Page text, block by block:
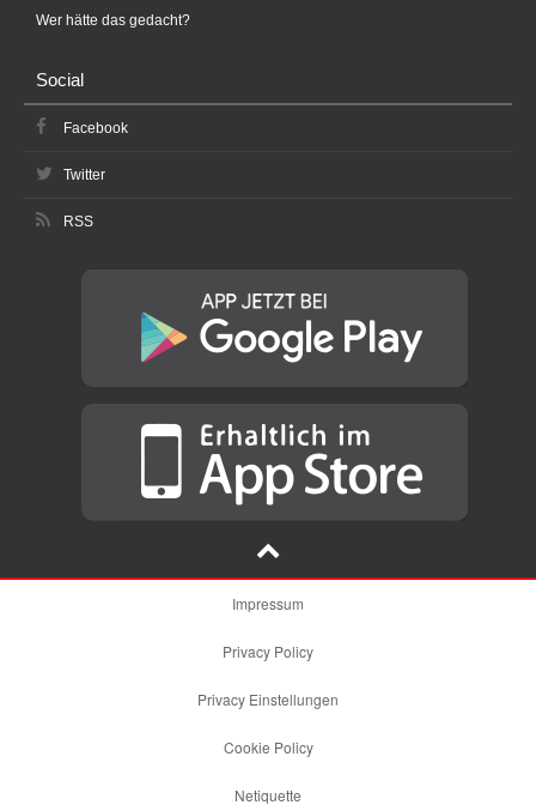
Wer hätte das gedacht?
Social
Facebook
Twitter
RSS
Impressum
Privacy Policy
Privacy Einstellungen
Cookie Policy
Netiquette